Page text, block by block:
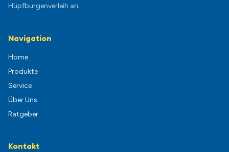
Hüpfburgenverleih an.
Navigation
Home
Produkte
Service
Über Uns
Ratgeber
Kontakt